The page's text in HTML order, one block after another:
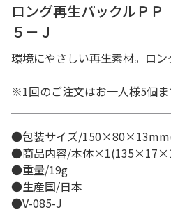
ロング再生パックルＰ
５－Ｊ
環境にやさしい再生素材。ロ
※1回のご注文はお一人様5個ま
●包装サイズ/
●商品内容/本体
●重量/19g
●生産国/日本
●V-085-J